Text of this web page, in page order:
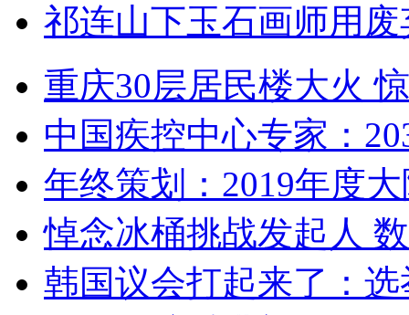
祁连山下玉石画师用
重庆30层居民楼大火
中国疾控中心专家：
年终策划：2019年度
悼念冰桶挑战发起人
韩国议会打起来了：